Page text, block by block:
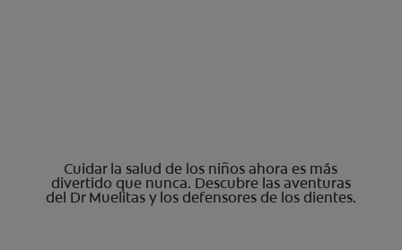
Cuidar la salud de los niños ahora es más
divertido que nunca. Descubre las aventuras
del Dr Muelitas y los defensores de los dientes.